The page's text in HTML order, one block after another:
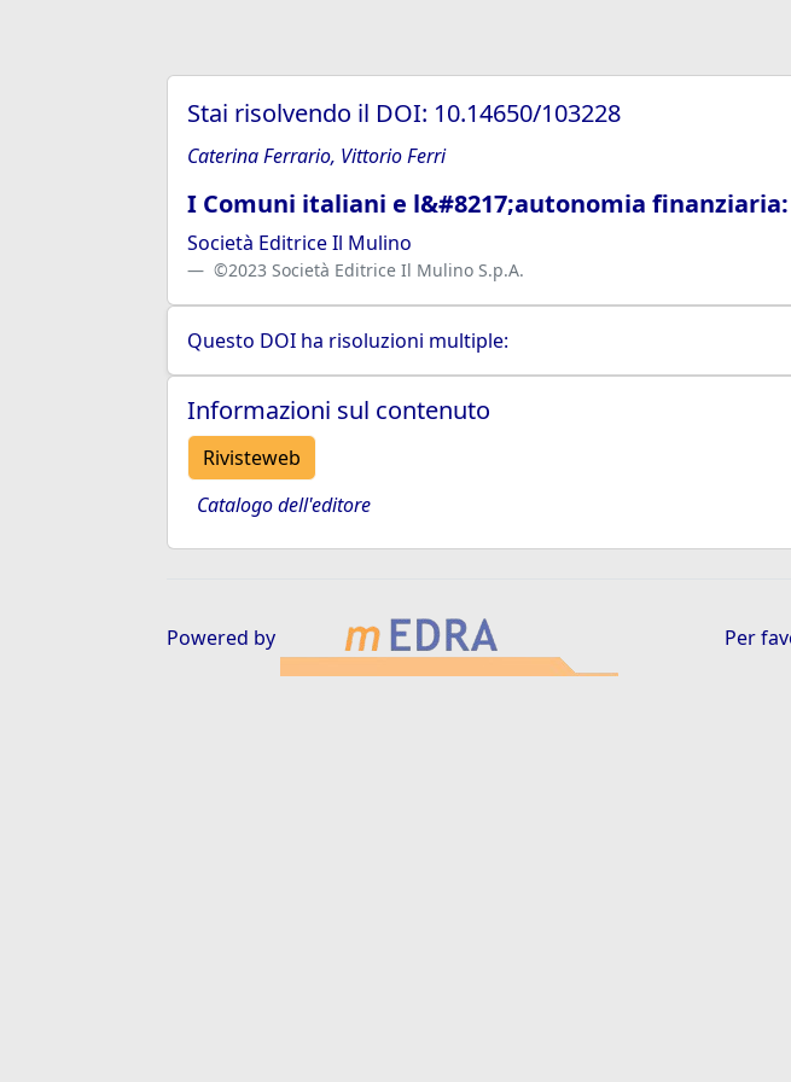
Stai risolvendo il DOI: 10.14650/103228
Caterina Ferrario, Vittorio Ferri
I Comuni italiani e l&#8217;autonomia
Società Editrice Il Mulino
©2023 Società Editrice Il Mulino S.p.A.
Questo DOI ha risoluzioni multiple:
Informazioni sul contenuto
Rivisteweb
Catalogo dell'editore
Powered by Per